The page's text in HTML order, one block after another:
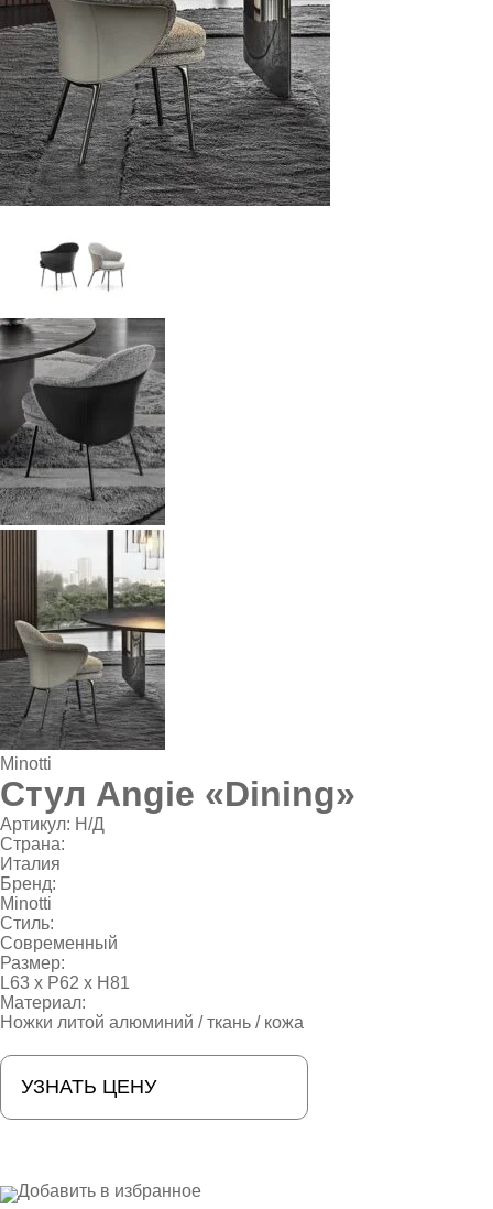
Minotti
Стул Angie «Dining»
Артикул: Н/Д
Страна:
Италия
Бренд:
Minotti
Стиль:
Современный
Размер:
L63 х P62 х Н81
Материал:
Ножки литой алюминий / ткань / кожа
УЗНАТЬ ЦЕНУ
Добавить в избранное